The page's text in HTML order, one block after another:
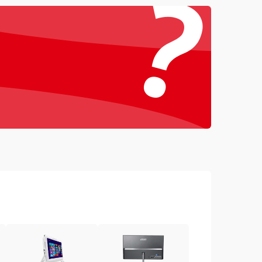
Подробнее →
Подробнее →
Подробнее →
2000 ₽ Подробнее →
?